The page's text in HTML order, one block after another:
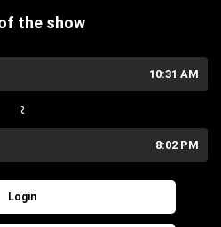
the show
10:31 AM
~
8:02 PM
Login